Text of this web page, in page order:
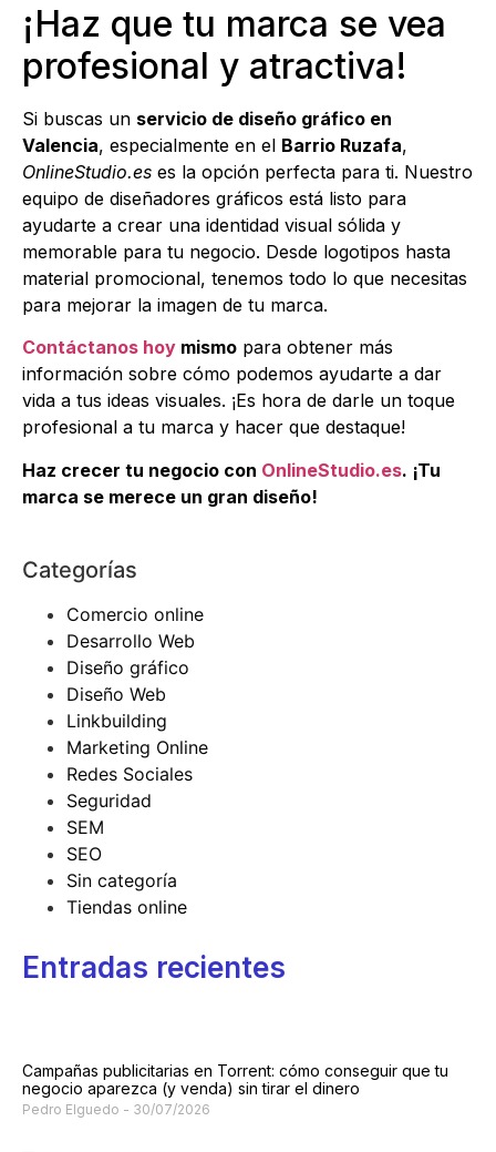
¡Haz que tu marca se vea
profesional y atractiva!
Si buscas un servicio de diseño gráfico en
Valencia, especialmente en el Barrio Ruzafa,
OnlineStudio.es es la opción perfecta para ti. Nuestro
equipo de diseñadores gráficos está listo para
ayudarte a crear una identidad visual sólida y
memorable para tu negocio. Desde logotipos hasta
material promocional, tenemos todo lo que necesitas
para mejorar la imagen de tu marca.
Contáctanos hoy mismo para obtener más
información sobre cómo podemos ayudarte a dar
vida a tus ideas visuales. ¡Es hora de darle un toque
profesional a tu marca y hacer que destaque!
Haz crecer tu negocio con OnlineStudio.es. ¡Tu
marca se merece un gran diseño!
Categorías
Comercio online
Desarrollo Web
Diseño gráfico
Diseño Web
Linkbuilding
Marketing Online
Redes Sociales
Seguridad
SEM
SEO
Sin categoría
Tiendas online
Entradas recientes
Campañas publicitarias en Torrent: cómo conseguir que tu
negocio aparezca (y venda) sin tirar el dinero
Pedro Elguedo 30/07/2026